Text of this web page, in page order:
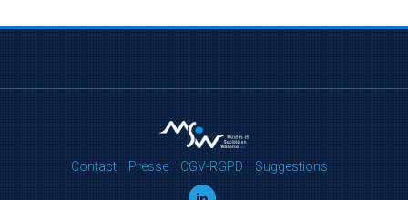
Contact Presse CGV-RGPD Suggestions